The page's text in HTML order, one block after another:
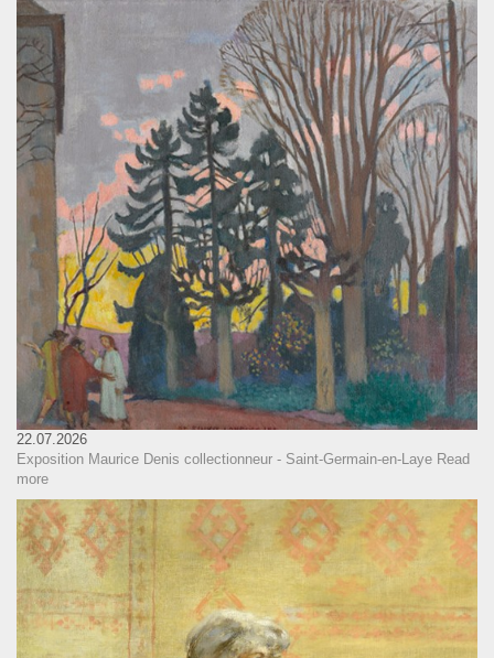
22.07.2026
Exposition Maurice Denis collectionneur - Saint-Germain-en-Laye Read
more